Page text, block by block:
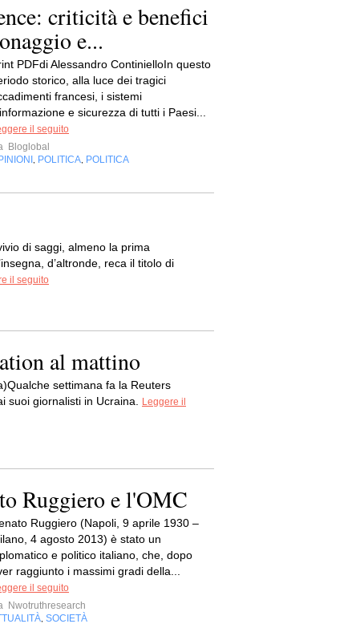
criticità e benefici
e...
PDFdi Alessandro ContinielloIn questo
storico, alla luce dei tragici
francesi, i sistemi
e sicurezza di tutti i Paesi...
il seguito
Bloglobal
POLITICA POLITICA
di saggi, almeno la prima
d’altronde, reca il titolo di
il seguito
al mattino
settimana fa la Reuters
suoi giornalisti in Ucraina.
Leggere il
Ruggiero e l'OMC
Ruggiero (Napoli, 9 aprile 1930 –
4 agosto 2013) è stato un
e politico italiano, che, dopo
raggiunto i massimi gradi della...
il seguito
Nwotruthresearch
SOCIETÀ